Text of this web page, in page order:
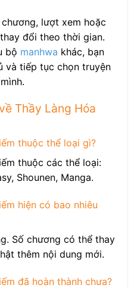
lượt xem hoặc
đổi theo thời gian.
bộ manhwa khác, bạn
và tiếp tục chọn truyện
Thầy Làng Hóa
thuộc thể loại gì?
thuộc các thể loại:
Shounen, Manga.
hiện có bao nhiêu
Số chương có thể thay
thêm nội dung mới.
đã hoàn thành chưa?